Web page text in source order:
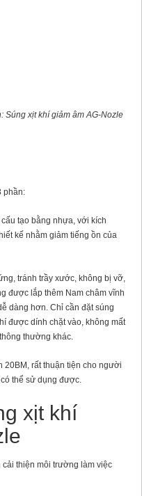
Súng xịt khí giảm âm AG-Nozle
phần:
tạo bằng nhựa, với kích
kế nhằm giảm tiếng ồn của
tránh trầy xước, không bị vỡ,
được lắp thêm Nam châm vĩnh
dàng hơn. Chỉ cần đặt súng
được dính chặt vào, không mất
thường khác.
rất thuận tiện cho người
thể sử dụng được.
xịt khí
cải thiện môi trường làm việc